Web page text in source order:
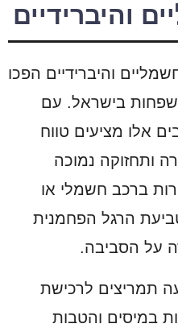
והיברידיים הפכו
בישראל. עם
אלו מציעים טווח
ותחזוקה נמוכה
ברכב חשמלי או
הרגל הפחמנית
על הסביבה.
תמריצים לרכישת
במיסים והטבות